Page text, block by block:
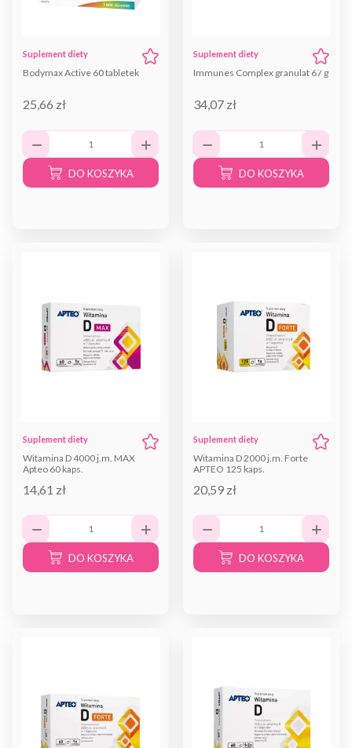
Suplement diety
Bodymax Active 60 tabletek
25,66 zł
DO KOSZYKA
Suplement diety
Immunes Complex granulat 67 g
34,07 zł
DO KOSZYKA
Suplement diety
Witamina D 4000 j.m. MAX
Apteo 60 kaps.
14,61 zł
DO KOSZYKA
Suplement diety
Witamina D 2000 j.m. Forte
APTEO 125 kaps.
20,59 zł
DO KOSZYKA